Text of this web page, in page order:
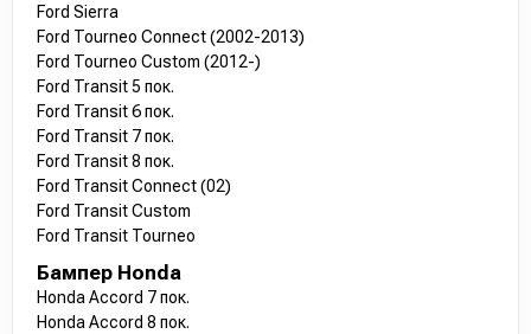
Ford Sierra
Ford Tourneo Connect (2002-2013)
Ford Tourneo Custom (2012-)
Ford Transit 5 пок.
Ford Transit 6 пок.
Ford Transit 7 пок.
Ford Transit 8 пок.
Ford Transit Connect (02)
Ford Transit Custom
Ford Transit Tourneo
Бампер Honda
Honda Accord 7 пок.
Honda Accord 8 пок.